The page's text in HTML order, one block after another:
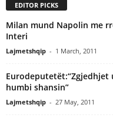
EDITOR PICKS
Milan mund Napolin me
Interi
Lajmetshqip - 1 March, 2011
Eurodeputetët:“Zgjedhjet
humbi shansin”
Lajmetshqip - 27 May, 2011